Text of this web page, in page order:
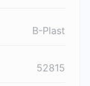
B-Plast
52815